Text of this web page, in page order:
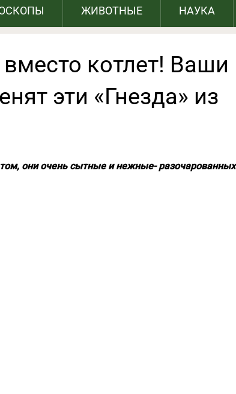
ЖИВОТНЫЕ НАУКА
котлет! Ваши
эти «Гнезда» из
они очень сытные и нежные- разочарованных